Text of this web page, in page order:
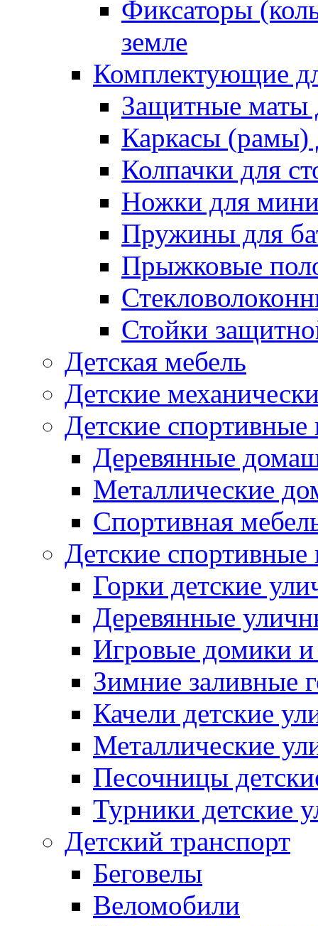
Фиксаторы
земле
Комплектующие
Защитные маты
Каркасы (рамы)
Колпачки для
Ножки для
Пружины для
Прыжковые
Стойки
Детская мебель
Детские
Детские
Деревянные
Металлические
Спортивная
Детские
Горки детские
Деревянные
Игровые домики и
Зимние заливные
Качели детские
Металлические
Песочницы
Турники детские
Детский транспорт
Беговелы
Веломобили